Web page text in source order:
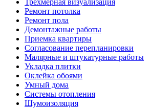
Трехмерная визуализация
Ремонт потолка
Ремонт пола
Демонтажные работы
Приемка квартиры
Согласование перепланировки
Малярные и штукатурные работы
Укладка плитки
Оклейка обоями
Умный дома
Системы отопления
Шумоизоляция